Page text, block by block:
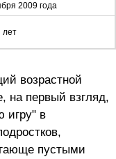
2009 года
лет
возрастной
на первый взгляд,
игру" в
пустыми